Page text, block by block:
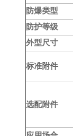
防爆类型
防护等级
外型尺寸
标准附件
选配附件